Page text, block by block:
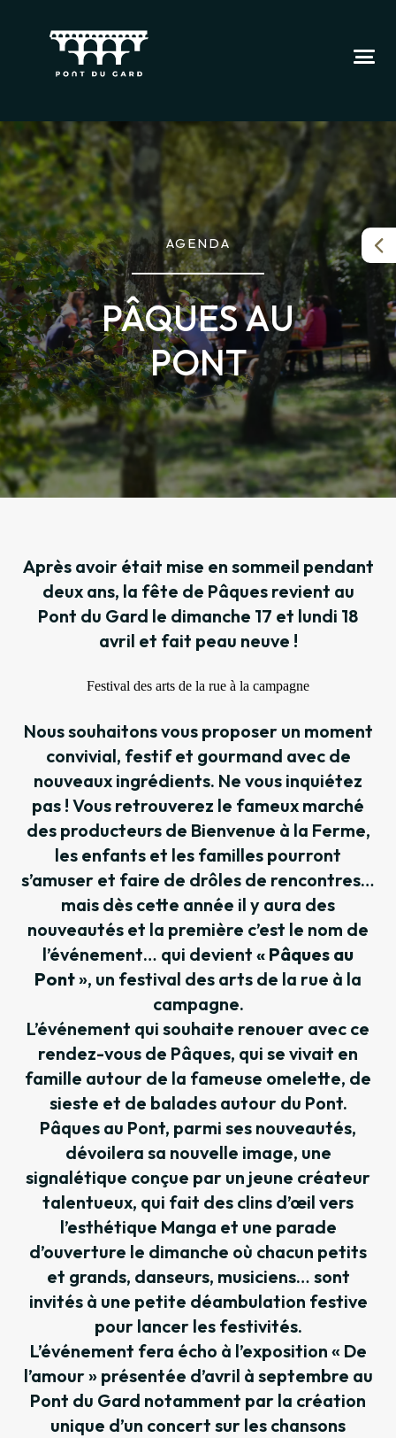
AGENDA
PÂQUES AU
PONT
Après avoir était mise en sommeil pendant
deux ans, la fête de Pâques revient au
Pont du Gard le dimanche 17 et lundi 18
avril et fait peau neuve !
Festival des arts de la rue à la campagne
Nous souhaitons vous proposer un moment
convivial, festif et gourmand avec de
nouveaux ingrédients. Ne vous inquiétez
pas ! Vous retrouverez le fameux marché
des producteurs de Bienvenue à la Ferme,
les enfants et les familles pourront
s’amuser et faire de drôles de rencontres…
mais dès cette année il y aura des
nouveautés et la première c’est le nom de
l’événement… qui devient « Pâques au
Pont», un festival des arts de la rue à la
campagne.
L’événement qui souhaite renouer avec ce
rendez-vous de Pâques, qui se vivait en
famille autour de la fameuse omelette, de
sieste et de balades autour du Pont.
Pâques au Pont, parmi ses nouveautés,
dévoilera sa nouvelle image, une
signalétique conçue par un jeune créateur
talentueux, qui fait des clins d’œil vers
l’esthétique Manga et une parade
d’ouverture le dimanche où chacun petits
et grands, danseurs, musiciens… sont
invités à une petite déambulation festive
pour lancer les festivités.
L’événement fera écho à l’exposition « De
l’amour » présentée d’avril à septembre au
Pont du Gard notamment par la création
unique d’un concert sur les chansons